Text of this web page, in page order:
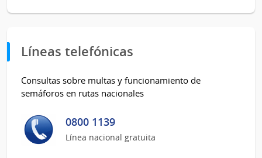
Líneas telefónicas
Consultas sobre multas y funcionamiento de
semáforos en rutas nacionales
0800 1139
Línea nacional gratuita